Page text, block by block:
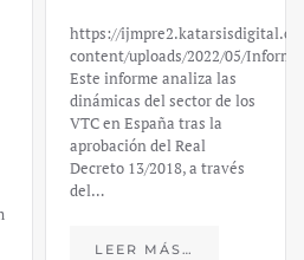
wp-
Valley Bank:
un análisis
financiero –
Daniel
Fernández